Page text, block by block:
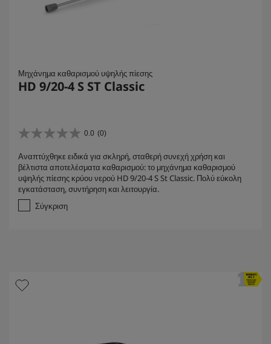
Μηχάνημα καθαρισμού υψηλής πίεσης
HD 9/20-4 S ST Classic
0.0 (0)
0
0
α
π
ό
α
α
.
Αναπτύχθηκε ειδικά για σκληρή, σταθερή συνεχή χρήση και
βέλτιστα αποτελέσματα καθαρισμού: το μηχάνημα καθαρισμού
υψηλής πίεσης κρύου νερού HD 9/20-4 S St Classic. Πολύ εύκολη
εγκατάσταση, συντήρηση και λειτουργία.
Σύγκριση